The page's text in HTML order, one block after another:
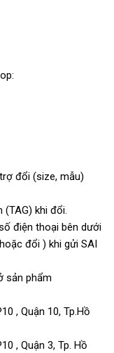
đổi (size, mẫu)
(TAG) khi đổi.
điện thoại bên dưới
đổi ) khi gửi SAI
sản phẩm
, Quận 10, Tp.Hồ
, Quận 3, Tp. Hồ